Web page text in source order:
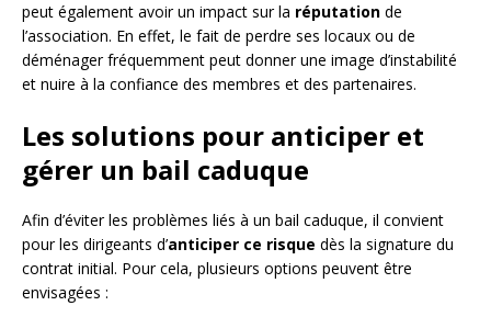
peut également avoir un impact sur la réputation de
l’association. En effet, le fait de perdre ses locaux ou de
déménager fréquemment peut donner une image d’instabilité
et nuire à la confiance des membres et des partenaires.
Les solutions pour anticiper et
gérer un bail caduque
Afin d’éviter les problèmes liés à un bail caduque, il convient
pour les dirigeants d’anticiper ce risque dès la signature du
contrat initial. Pour cela, plusieurs options peuvent être
envisagées :